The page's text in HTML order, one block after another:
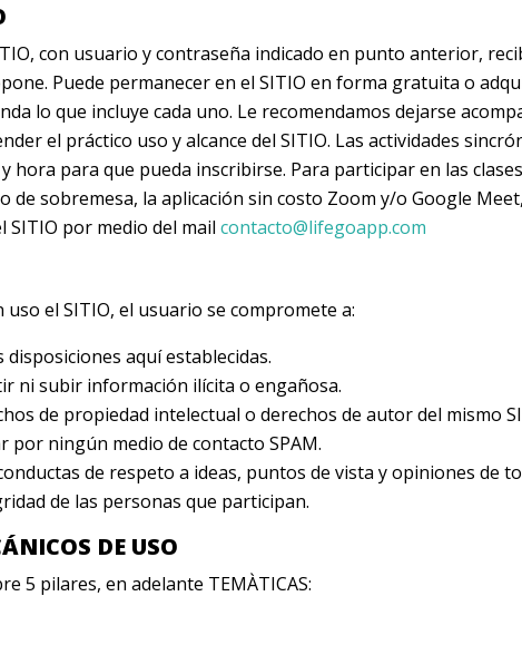
con usuario y contraseña indicado en punto anterior,
Puede permanecer en el SITIO en forma gratuita o
lo que incluye cada uno. Le recomendamos dejarse
el práctico uso y alcance del SITIO. Las actividades
hora para que pueda inscribirse. Para participar en las
sobremesa, la aplicación sin costo Zoom y/o Google
SITIO por medio del mail contacto@lifegoapp.com
el SITIO, el usuario se compromete a:
aquí establecidas.
ni subir información ilícita o engañosa.
de propiedad intelectual o derechos de autor del mismo
por ningún medio de contacto SPAM.
de respeto a ideas, puntos de vista y opiniones de
de las personas que participan.
DE USO
5 pilares, en adelante TEMÀTICAS: